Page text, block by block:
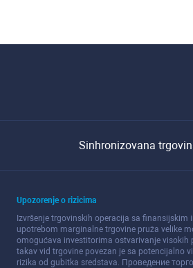
Sinhronizovana
Upozorenje o rizicima
Izvršenje trgovinskih operacija sa finansijskim
upotrebom marginalne trgovine pruža velike
omogućava investitorima ostvarivanje visokih
takav vid trgovine povezan je sa potencijalno
rizika od gubitka sredstava. Проведение